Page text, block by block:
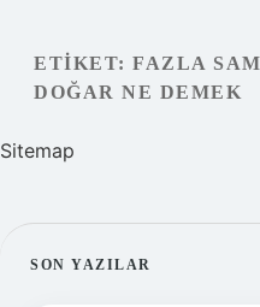
Hakkımızda
ETIKET: FAZLA
DOĞAR NE DEMEK
Sitemap
SIDEBAR
SON YAZILAR